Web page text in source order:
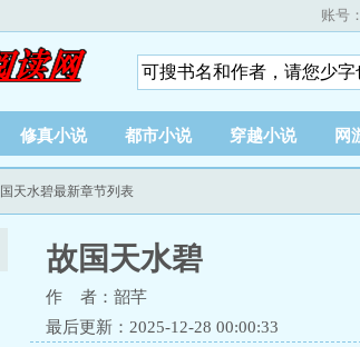
账号：
修真小说 都市小说 穿越小说 网
天水碧最新章节列表
故国天水碧
作 者：韶芊
最后更新：2025-12-28 00:00:33